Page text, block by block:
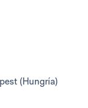
(Hungría)